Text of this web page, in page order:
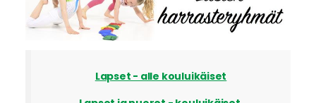
Lapset - alle kouluikäiset